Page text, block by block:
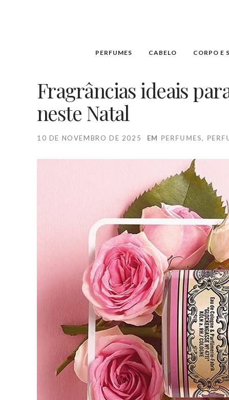
PERFUMES CABELO CORPO E
Fragrâncias ideais
neste Natal
10 DE NOVEMBRO DE 2025 EM PERFUMES,